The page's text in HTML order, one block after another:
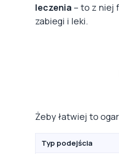
leczenia – to z niej
zabiegi i leki.
Żeby łatwiej to
Typ podejścia